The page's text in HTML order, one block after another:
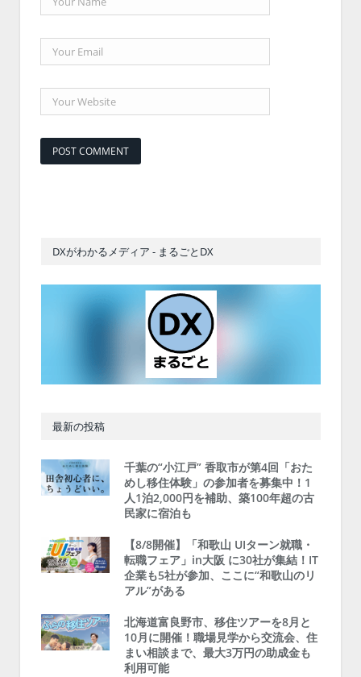
DXがわかるメディア - まるごとDX
最新の投稿
千葉の“小江戸” 香取市が第4回「おた
めし移住体験」の参加者を募集中！1
人1泊2,000円を補助、築100年超の古
民家に宿泊も
【8/8開催】「和歌山 UIターン就職・
転職フェア」in大阪 に30社が集結！IT
企業も5社が参加、ここに“和歌山のリ
アル”がある
北海道富良野市、移住ツアーを8月と
10月に開催！職場見学から交流会、住
まい相談まで、最大3万円の助成金も
利用可能